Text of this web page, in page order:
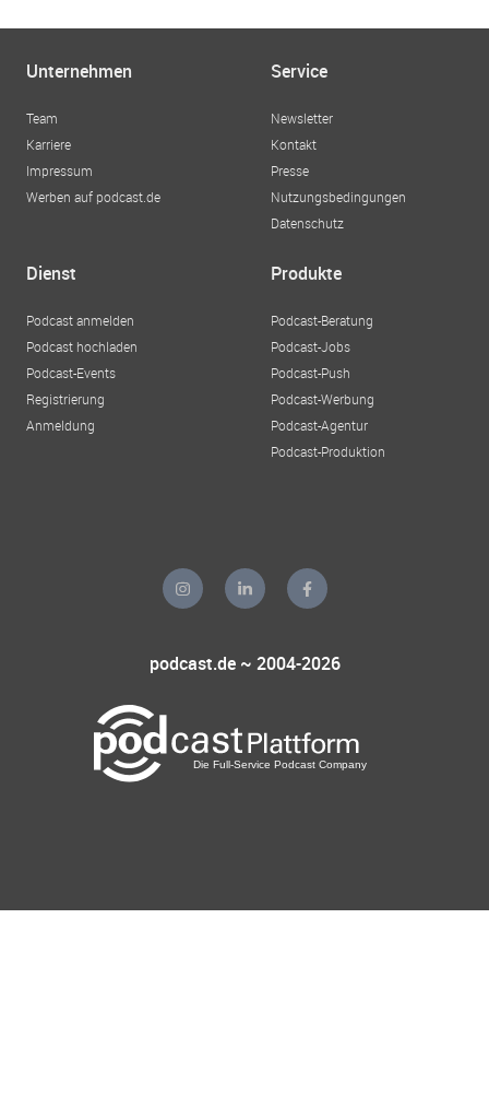
Unternehmen
Team
Karriere
Impressum
Werben auf podcast.de
Service
Newsletter
Kontakt
Presse
Nutzungsbedingungen
Datenschutz
Dienst
Podcast anmelden
Podcast hochladen
Podcast-Events
Registrierung
Anmeldung
Produkte
Podcast-Beratung
Podcast-Jobs
Podcast-Push
Podcast-Werbung
Podcast-Agentur
Podcast-Produktion
podcast.de ~ 2004-2026